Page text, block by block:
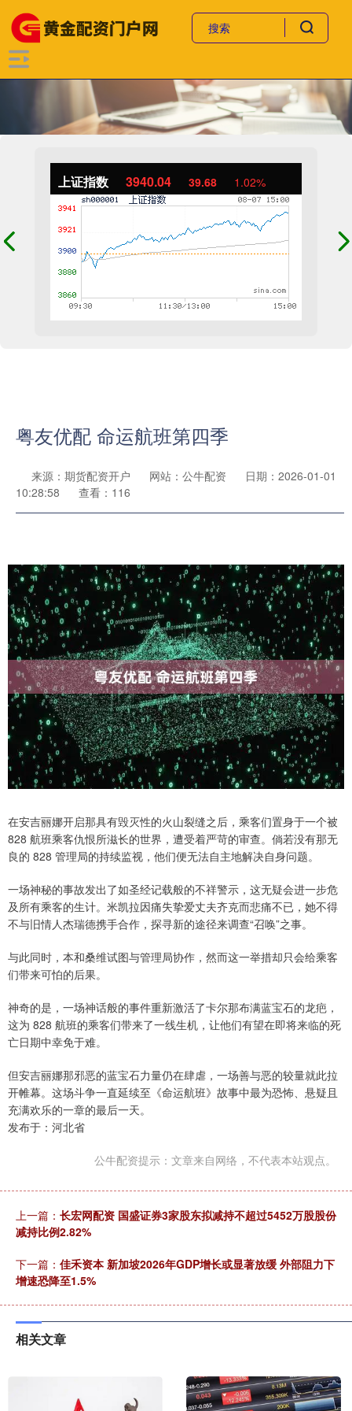
上证指数 3940.04 39.68 1.02%
粤友优配 命运航班第四季
来源：期货配资开户 网站：公牛配资
日期：2026-01-01
10:28:58
查看：116
在安吉丽娜开启那具有毁灭性的火山裂缝之后，乘客们置身于一个被
828 航班乘客仇恨所滋长的世界，遭受着严苛的审查。倘若没有那无
良的 828 管理局的持续监视，他们便无法自主地解决自身问题。
一场神秘的事故发出了如圣经记载般的不祥警示，这无疑会进一步危
及所有乘客的生计。米凯拉因痛失挚爱丈夫齐克而悲痛不已，她不得
不与旧情人杰瑞德携手合作，探寻新的途径来调查“召唤”之事。
与此同时，本和桑维试图与管理局协作，然而这一举措却只会给乘客
们带来可怕的后果。
神奇的是，一场神话般的事件重新激活了卡尔那布满蓝宝石的龙疤，
这为 828 航班的乘客们带来了一线生机，让他们有望在即将来临的死
亡日期中幸免于难。
但安吉丽娜那邪恶的蓝宝石力量仍在肆虐，一场善与恶的较量就此拉
开帷幕。这场斗争一直延续至《命运航班》故事中最为恐怖、悬疑且
充满欢乐的一章的最后一天。
发布于：河北省
公牛配资提示：文章来自网络，不代表本站观点。
上一篇： 长宏网配资 国盛证券3家股东拟减持不超过5452万股股份
减持比例2.82%
下一篇： 佳禾资本 新加坡2026年GDP增长或显著放缓 外部阻力下
增速恐降至1.5%
相关文章